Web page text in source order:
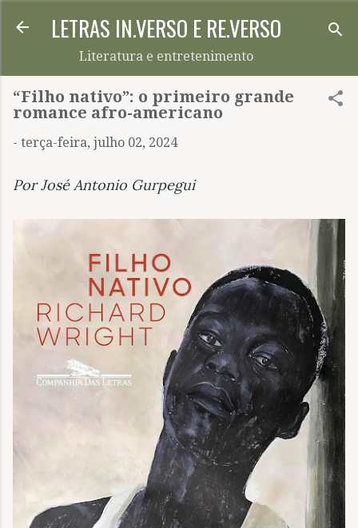
Pular para o conteúdo principal
LETRAS IN.VERSO E RE.VERSO
Literatura e entretenimento
“Filho nativo”: o primeiro grande
romance afro-americano
- terça-feira, julho 02, 2024
Por José Antonio Gurpegui